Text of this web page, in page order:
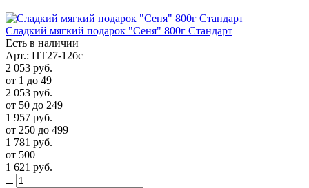
Сладкий мягкий подарок "Сеня" 800г Стандарт
Есть в наличии
Арт.: ПТ27-12бс
2 053 руб.
от 1 до 49
2 053 руб.
от 50 до 249
1 957 руб.
от 250 до 499
1 781 руб.
от 500
1 621 руб.